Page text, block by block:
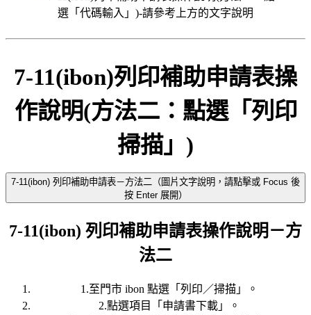
7-11(ibon)列印補助申請表操
作說明(方法二：點選「列印
掃描」)
7-11(ibon) 列印補助申請表－方法二（圖片文字說明，請點擊或 Focus 後
按 Enter 展開）
7-11(ibon) 列印補助申請表操作說明－方
法二
1.至門市 ibon 點選「列印／掃描」。
2.點選項目「申請書下載」。